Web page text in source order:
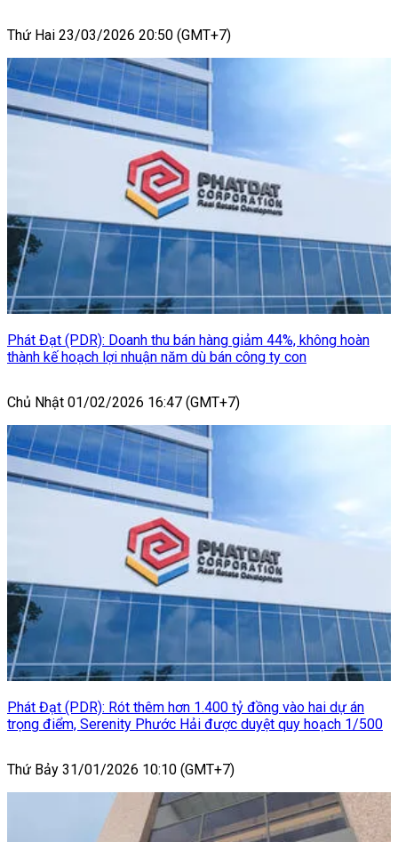
Thứ Hai 23/03/2026 20:50 (GMT+7)
Phát Đạt (PDR): Doanh thu bán hàng giảm 44%, không hoàn
thành kế hoạch lợi nhuận năm dù bán công ty con
Chủ Nhật 01/02/2026 16:47 (GMT+7)
Phát Đạt (PDR): Rót thêm hơn 1.400 tỷ đồng vào hai dự án
trọng điểm, Serenity Phước Hải được duyệt quy hoạch 1/500
Thứ Bảy 31/01/2026 10:10 (GMT+7)